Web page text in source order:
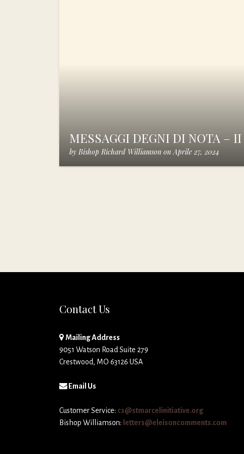
MESSAGGI DEGNI DI NOTA – II
by Bishop Richard Williamson onAprile 27, 2024
Contact Us
Mailing Address
9051 Watson Road Suite 279
Crestwood, MO 63126 USA
Email Us
Customer Service: cs@stmarcelinitiative.org
Bishop Williamson: letters@eleisoncomments.com